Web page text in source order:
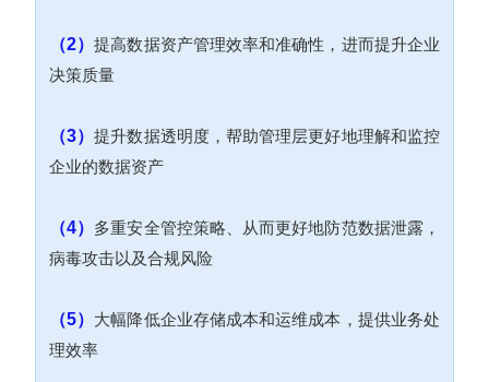
（2）提高数据资产管理效率和准确性，进而提升企业
决策质量
（3）提升数据透明度，帮助管理层更好地理解和监控
企业的数据资产
（4） 多重安全管控策略、从而更好地防范数据泄露，
病毒攻击以及合规风险
（5） 大幅降低企业存储成本和运维成本，提供业务处
理效率